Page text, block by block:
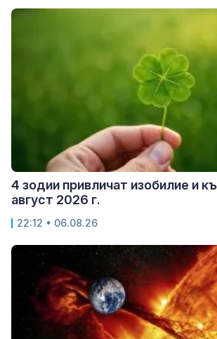
4 зодии привличат изобилие и
август 2026 г.
22:12 • 06.08.26